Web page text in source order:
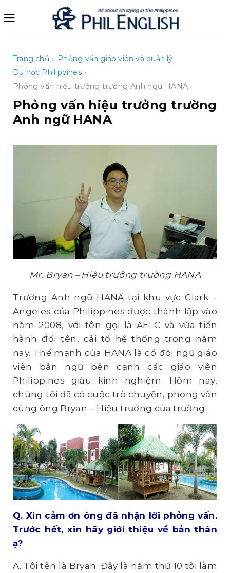
qua
Trang chủ › Phỏng vấn giáo viên và quản lý
Du học Philippines ›
Phỏng vấn hiệu trưởng trường Anh ngữ HANA
Phỏng vấn hiệu trưởng trường
Anh ngữ HANA
Mr. Bryan – Hiệu trưởng trường HANA
Trường Anh ngữ HANA tại khu vực Clark –
Angeles của Philippines được thành lập vào
năm 2008, với tên gọi là AELC và vừa tiến
hành đổi tên, cải tổ hệ thống trong năm
nay. Thế mạnh của HANA là có đội ngũ giáo
viên bản ngữ bên cạnh các giáo viên
Philippines giàu kinh nghiệm. Hôm nay,
chúng tôi đã có cuộc trò chuyện, phỏng vấn
cùng ông Bryan – Hiệu trưởng của trường.
Q. Xin cảm ơn ông đã nhận lời phỏng vấn.
Trước hết, xin hãy giới thiệu về bản thân
ạ?
A. Tôi tên là Bryan. Đây là năm thứ 10 tôi làm